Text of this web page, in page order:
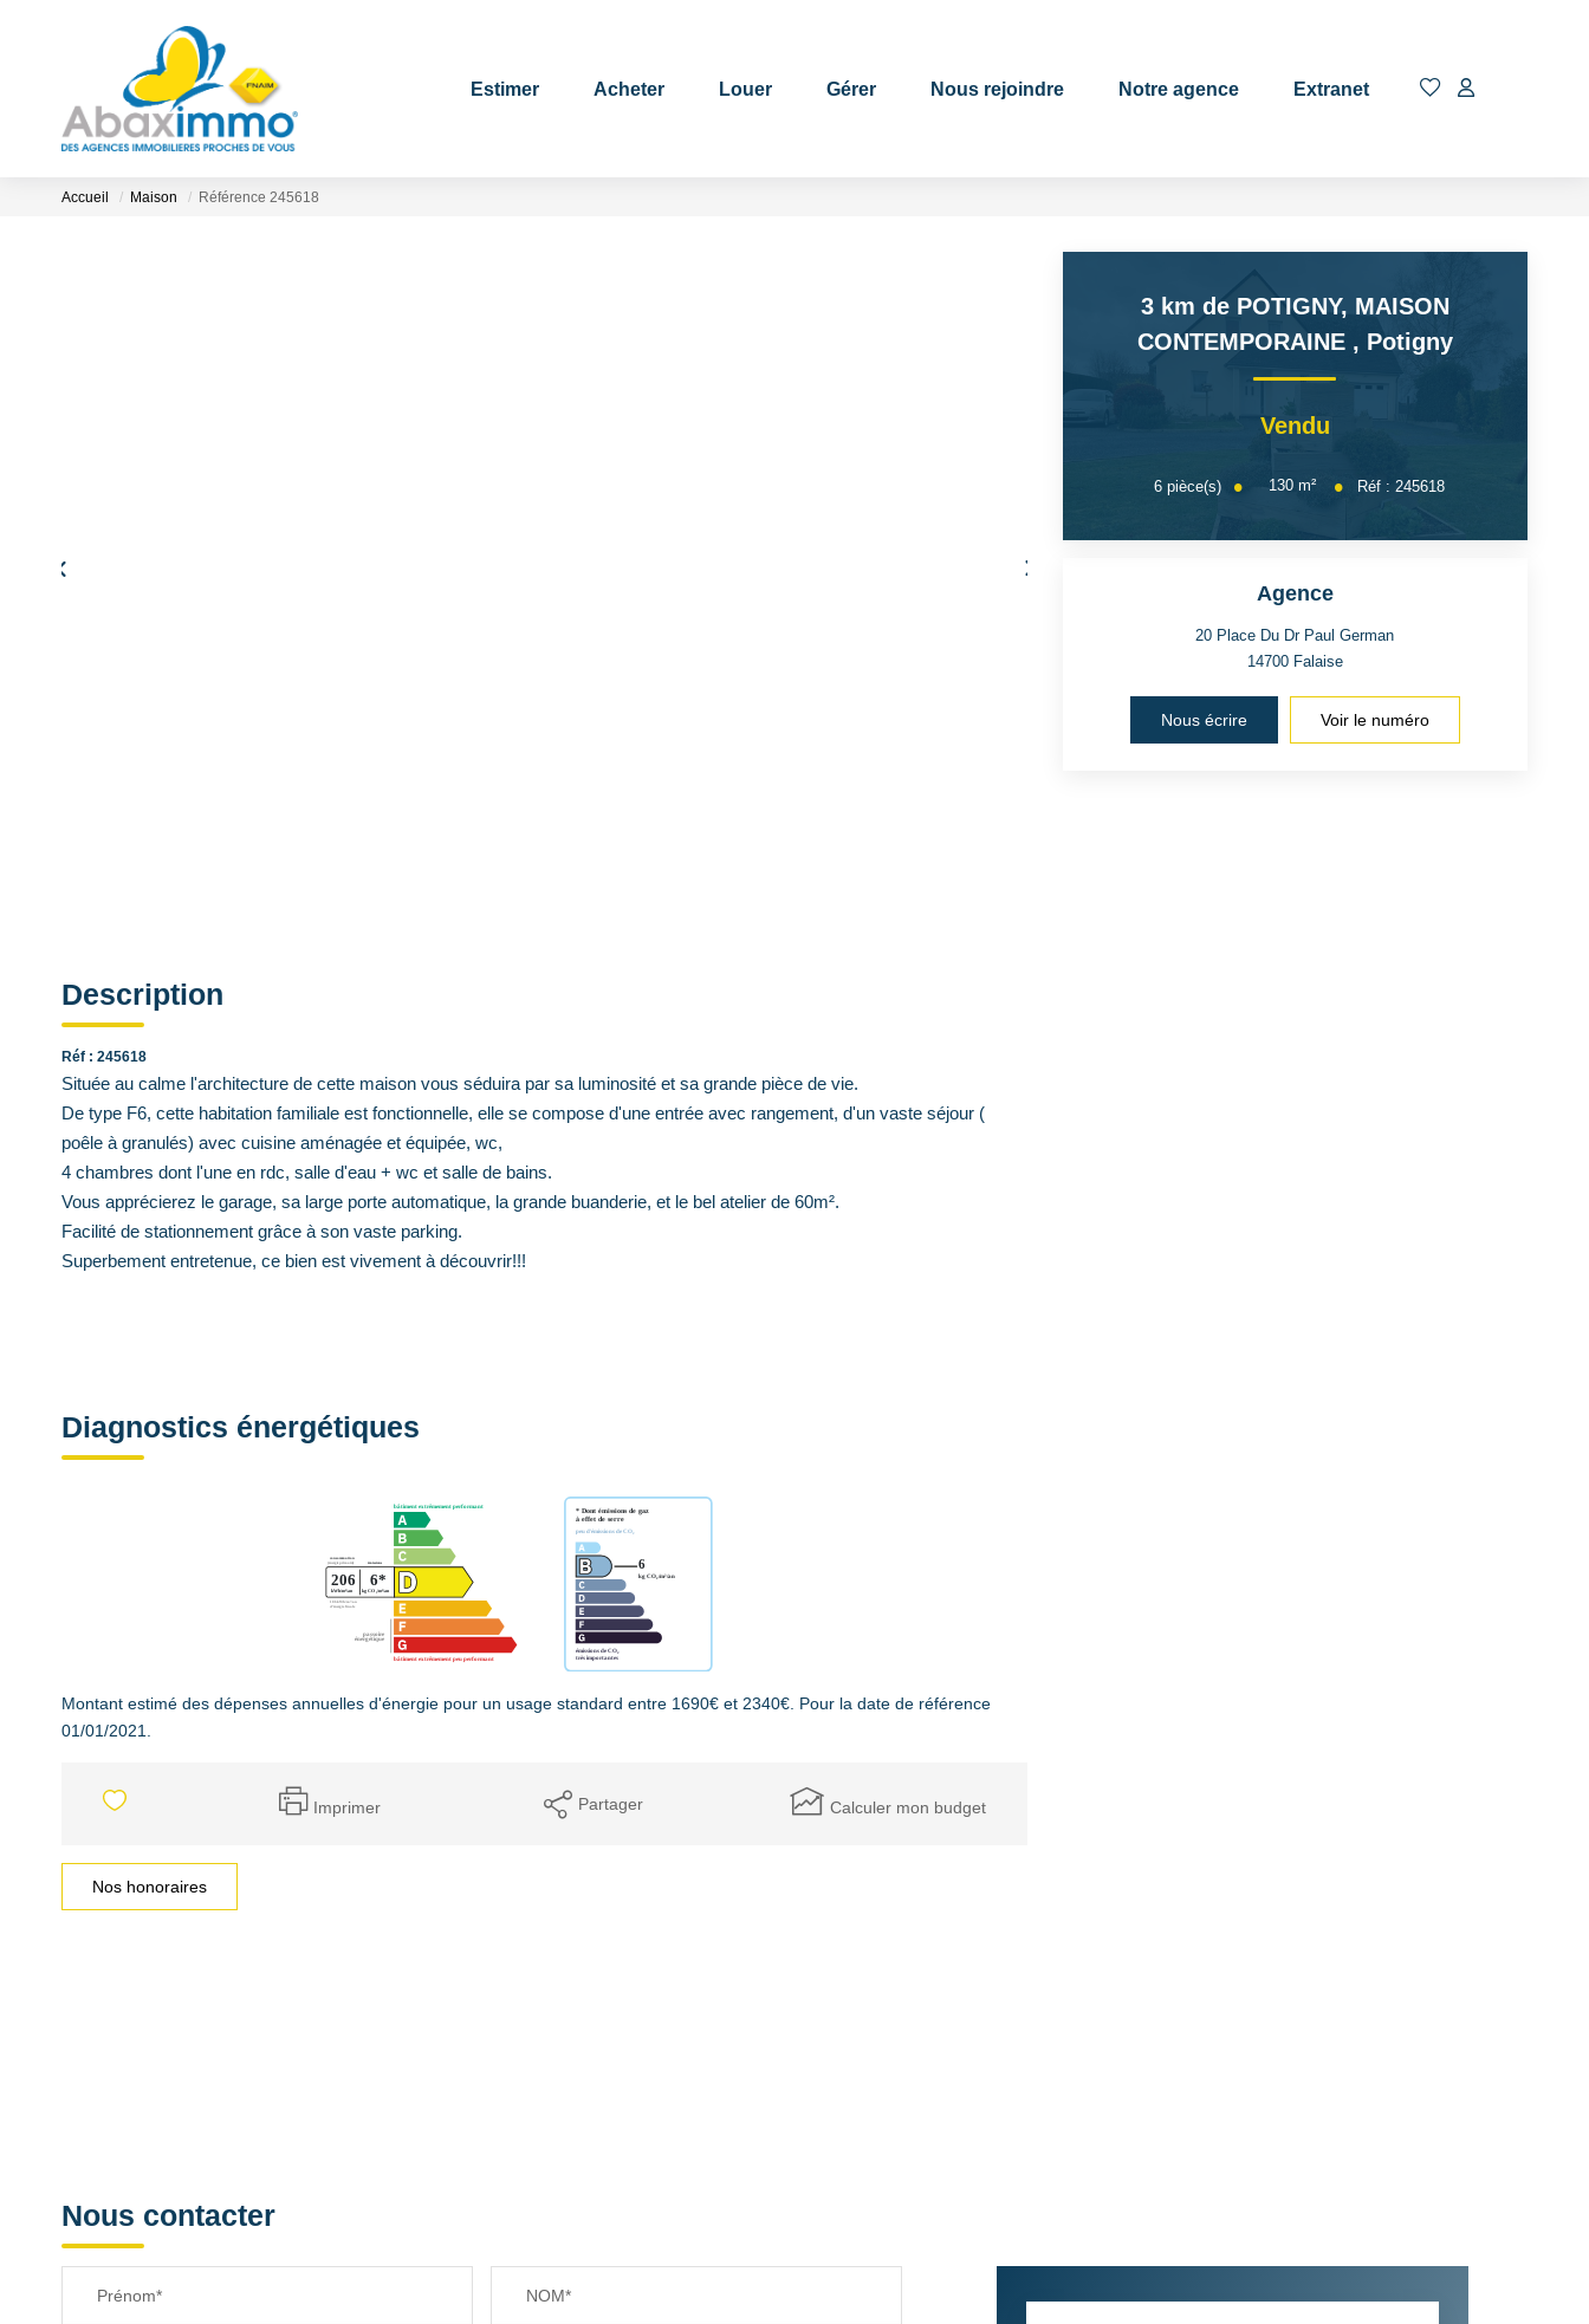
Estimer Acheter Louer Gérer Nous rejoindre Notre agence Extranet
Accueil Maison Référence 245618
Description
Réf : 245618
Située au calme l'architecture de cette maison vous séduira par sa luminosité et sa grande pièce de vie.
De type F6, cette habitation familiale est fonctionnelle, elle se compose d'une entrée avec rangement, d'un vaste séjour (
poêle à granulés) avec cuisine aménagée et équipée, wc,
4 chambres dont l'une en rdc, salle d'eau + wc et salle de bains.
Vous apprécierez le garage, sa large porte automatique, la grande buanderie, et le bel atelier de 60m².
Facilité de stationnement grâce à son vaste parking.
Superbement entretenue, ce bien est vivement à découvrir!!!
Diagnostics énergétiques
Montant estimé des dépenses annuelles d'énergie pour un usage standard entre 1690€ et 2340€. Pour la date de référence
01/01/2021.
Imprimer Partager Calculer mon budget
Nos honoraires
3 km de POTIGNY, MAISON
CONTEMPORAINE , Potigny
Vendu
6pièce(s) 130m² Réf :245618
Agence
20 Place Du Dr Paul German
14700 Falaise
Nous écrire Voir le numéro
Nous contacter
Prénom* NOM*